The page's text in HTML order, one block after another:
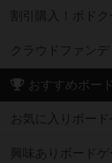
割引購入！ボド
クラウドファン
おすすめボー
お気に入りボー
興味ありボード